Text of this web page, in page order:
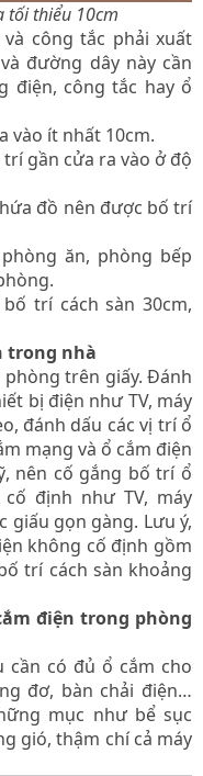
tối thiểu 10cm
công tắc phải xuất
đường dây này cần
điện, công tắc hay ổ
vào ít nhất 10cm.
gần cửa ra vào ở độ
đồ nên được bố trí
ăn, phòng bếp
trí cách sàn 30cm,
trong nhà
trên giấy. Đánh
bị điện như TV, máy
đánh dấu các vị trí ổ
mạng và ổ cắm điện
nên cố gắng bố trí ổ
định như TV, máy
giấu gọn gàng. Lưu ý,
không cố định gồm
trí cách sàn khoảng
điện trong phòng
cần có đủ ổ cắm cho
đơ, bàn chải điện…
mục như bể sục
gió, thậm chí cả máy